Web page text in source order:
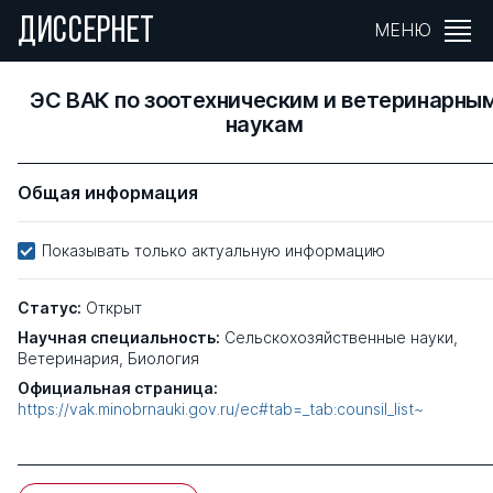
ДИССЕРНЕТ МЕНЮ
ЭС ВАК по зоотехническим и
наукам
Общая информация
Показывать только актуальную информацию
Статус: Открыт
Научная специальность: Сельскохозяйственные науки,
Ветеринария, Биология
Официальная страница:
https://vak.minobrnauki.gov.ru/ec#tab=_tab:counsil_list~